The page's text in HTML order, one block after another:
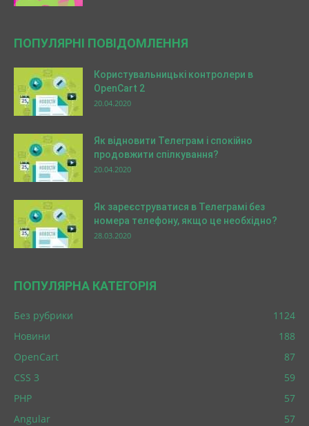
ПОПУЛЯРНІ ПОВІДОМЛЕННЯ
Користувальницькі контролери в
OpenCart 2
20.04.2020
Як відновити Телеграм і спокійно
продовжити спілкування?
20.04.2020
Як зареєструватися в Телеграмі без
номера телефону, якщо це необхідно?
28.03.2020
ПОПУЛЯРНА КАТЕГОРІЯ
Без рубрики
1124
Новини
188
OpenCart
87
CSS 3
59
PHP
57
Angular
57